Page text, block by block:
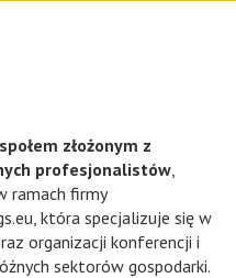
złożonym z
profesjonalistów
ramach firmy
która specjalizuje się w
organizacji konferencji i
sektorów gospodarki.